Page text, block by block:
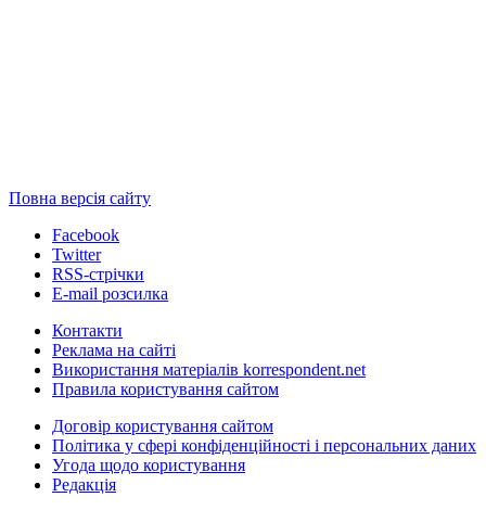
Повна версія сайту
Facebook
Twitter
RSS-стрічки
E-mail розсилка
Контакти
Реклама на сайті
Використання матеріалів korrespondent.net
Правила користування сайтом
Договір користування сайтом
Політика у сфері конфіденційності і персональних даних
Угода щодо користування
Редакція